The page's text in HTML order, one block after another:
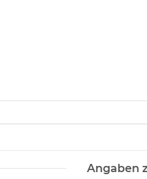
Angaben